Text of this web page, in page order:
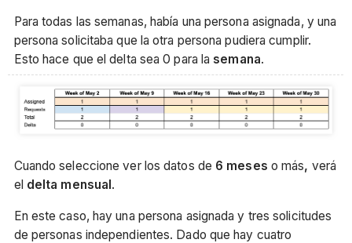
Para todas las semanas, había una persona asignada, y una
persona solicitaba que la otra persona pudiera cumplir.
Esto hace que el delta sea 0 para la semana.
Cuando seleccione ver los datos de 6 meses o más, verá
el delta mensual.
En este caso, hay una persona asignada y tres solicitudes
de personas independientes. Dado que hay cuatro